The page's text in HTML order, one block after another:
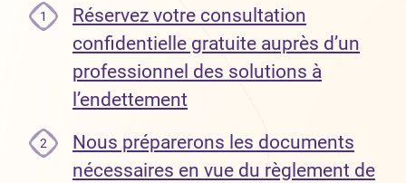
1
Réservez votre consultation
confidentielle gratuite auprès d’un
professionnel des solutions à
l’endettement
2
Nous préparerons les documents
nécessaires en vue du règlement de